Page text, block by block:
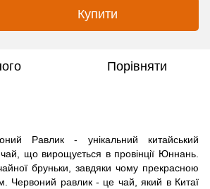
Купити
Порівняти
Равлик - унікальний китайський
що вирощується в провінції Юннань.
бруньки, завдяки чому прекрасною
Червоний равлик - це чай, який в Китаї